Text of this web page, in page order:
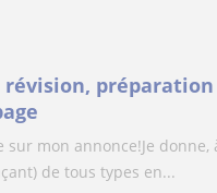
révision,
mon annonce!Je
de tous types en...